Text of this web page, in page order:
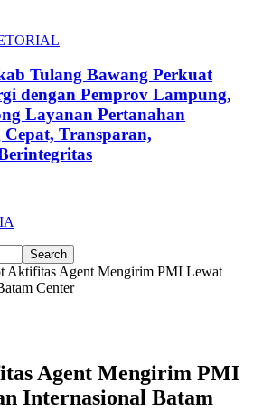
Tulang Bawang Perkuat
dengan Pemprov Lampung,
Layanan Pertanahan
Cepat, Transparan,
Aktifitas Agent Mengirim PMI Lewat
Center
Agent Mengirim PMI
Internasional Batam